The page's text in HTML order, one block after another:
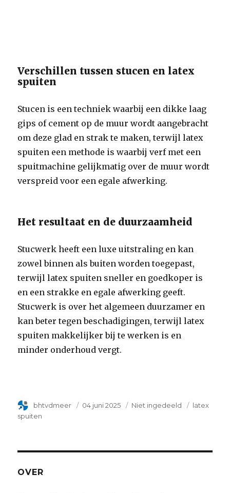
Verschillen tussen stucen en latex
spuiten
Stucen is een techniek waarbij een dikke laag
gips of cement op de muur wordt aangebracht
om deze glad en strak te maken, terwijl latex
spuiten een methode is waarbij verf met een
spuitmachine gelijkmatig over de muur wordt
verspreid voor een egale afwerking.
Het resultaat en de duurzaamheid
Stucwerk heeft een luxe uitstraling en kan
zowel binnen als buiten worden toegepast,
terwijl latex spuiten sneller en goedkoper is
en een strakke en egale afwerking geeft.
Stucwerk is over het algemeen duurzamer en
kan beter tegen beschadigingen, terwijl latex
spuiten makkelijker bij te werken is en
minder onderhoud vergt.
Author
bhtvdmeer
Geplaatst
04 juni 2025 Categorie
Niet ingedeeld Tags
latex
spuiten
OVER